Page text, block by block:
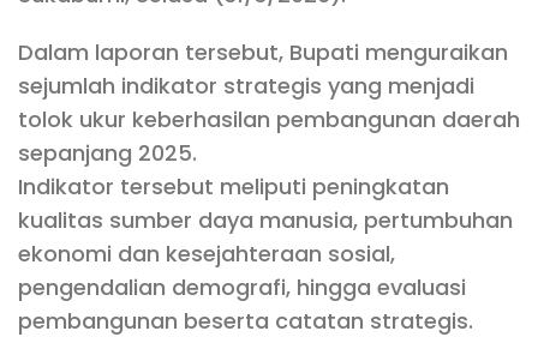
Dalam laporan tersebut, Bupati menguraikan
sejumlah indikator strategis yang menjadi
tolok ukur keberhasilan pembangunan daerah
sepanjang 2025.
Indikator tersebut meliputi peningkatan
kualitas sumber daya manusia, pertumbuhan
ekonomi dan kesejahteraan sosial,
pengendalian demografi, hingga evaluasi
pembangunan beserta catatan strategis.